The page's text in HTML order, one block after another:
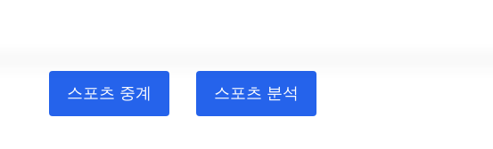
스포츠 중계 스포츠 분석